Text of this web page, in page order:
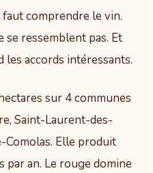
comprendre le vin.
se ressemblent pas. Et
accords intéressants.
sur 4 communes
Saint-Laurent-des-
Elle produit
an. Le rouge domine